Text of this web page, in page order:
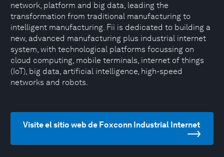
network, platform and big data, leading the
transformation from traditional manufacturing to
intelligent manufacturing. Fii is dedicated to building a
new, advanced manufacturing plus industrial internet
system, with technological platforms focussing on
cloud computing, mobile terminals, internet of things
(IoT), big data, artificial intelligence, high-speed
networks and robots.
Visite el sitio web de Foxconn Industrial Internet